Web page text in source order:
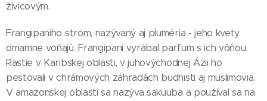
živicovým.
Frangipaniho strom, nazývaný aj pluméria - jeho kvety
omamne voňajú. Frangipani vyrábal parfum s ich vôňou.
Rastie v Karibskej oblasti, v juhovýchodnej Ázii ho
pestovali v chrámových záhradách budhisti aj muslimovia.
V amazonskej oblasti sa nazýva sakuuba a používal sa na